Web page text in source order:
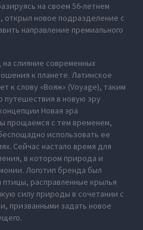
на своем 56-летнем
открыл новое подразделение с
направление премиального
слияние современных
к планете. Латинское
к слову «Вояж» (Voyage), таким
путешествия в новую эру
Новая эра
прощаемся с тем временем,
использовать ее
Сейчас настало время для
в котором природа и
Логотип бренда был
расправленные крылья
силу природы в сочетании с
призванными задать новое